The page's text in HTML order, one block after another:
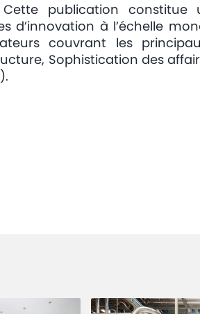
publication constitue
d’innovation à l’échelle
couvrant les
Sophistication des